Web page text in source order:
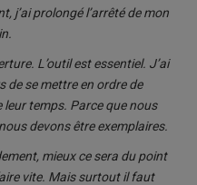
j’ai prolongé l’arrêté de mon
L’outil est essentiel. J’ai
de se mettre en ordre de
temps. Parce que nous
devons être exemplaires.
mieux ce sera du point
vite. Mais surtout il faut